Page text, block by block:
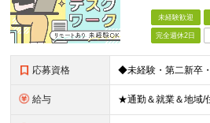
未経験歓迎
完全週休2日
応募資格
給与